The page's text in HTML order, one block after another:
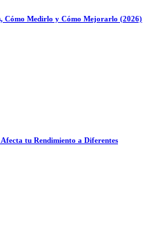
Cómo Medirlo y Cómo Mejorarlo (2026)
tu Rendimiento a Diferentes